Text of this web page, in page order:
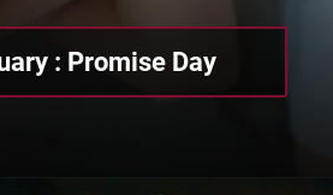
: Promise Day